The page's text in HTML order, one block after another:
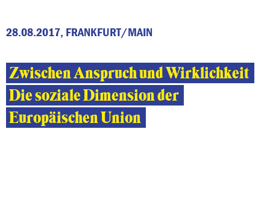
28.08.2017, FRANKFURT/MAIN
Zwischen Anspruch und Wirklichkeit
Die soziale Dimension der
Europäischen Union